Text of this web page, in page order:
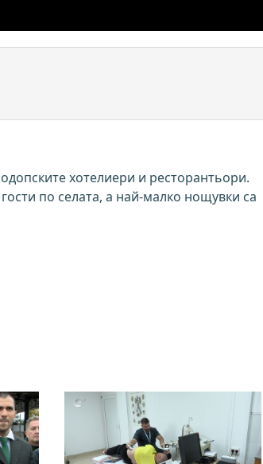
хотелиери и ресторантьори.
по селата, а най-малко нощувки са